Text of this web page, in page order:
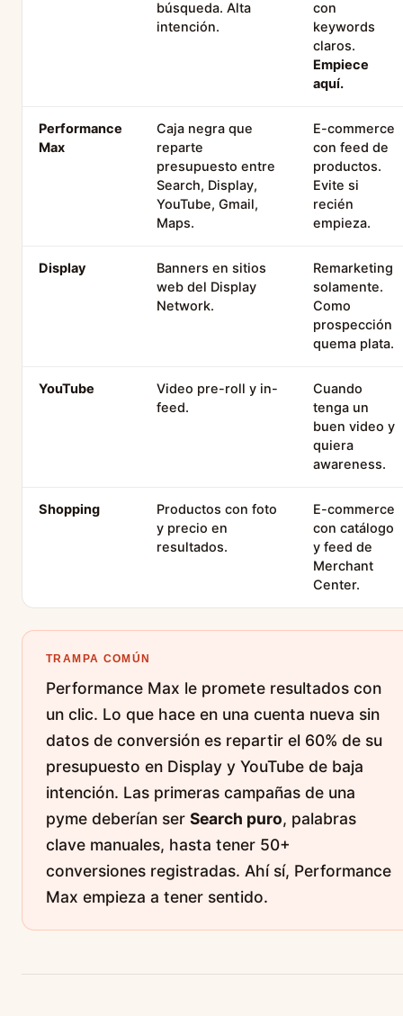
búsqueda. Alta
intención.
con
keywords
claros.
Empiece
aquí.
Performance
Max
Caja negra que
reparte
presupuesto entre
Search, Display,
YouTube, Gmail,
Maps.
E-commerce
con feed de
productos.
Evite si
recién
empieza.
Display
Banners en sitios
web del Display
Network.
Remarketing
solamente.
Como
prospección
quema plata.
YouTube
Video pre-roll y in-
feed.
Cuando
tenga un
buen video y
quiera
awareness.
Shopping
Productos con foto
y precio en
resultados.
E-commerce
con catálogo
y feed de
Merchant
Center.
TRAMPA COMÚN
Performance Max le promete resultados con
un clic. Lo que hace en una cuenta nueva sin
datos de conversión es repartir el 60% de su
presupuesto en Display y YouTube de baja
intención. Las primeras campañas de una
pyme deberían ser Search puro, palabras
clave manuales, hasta tener 50+
conversiones registradas. Ahí sí, Performance
Max empieza a tener sentido.